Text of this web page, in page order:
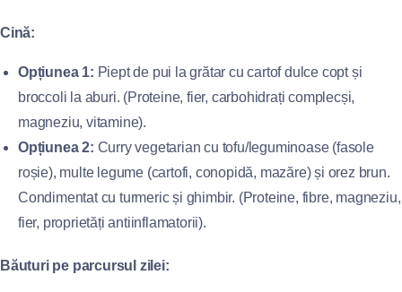
Cină:
Opțiunea 1: Piept de pui la grătar cu cartof dulce copt și
broccoli la aburi. (Proteine, fier, carbohidrați complecși,
magneziu, vitamine).
Opțiunea 2: Curry vegetarian cu tofu/leguminoase (fasole
roșie), multe legume (cartofi, conopidă, mazăre) și orez brun.
Condimentat cu turmeric și ghimbir. (Proteine, fibre, magneziu,
fier, proprietăți antiinflamatorii).
Băuturi pe parcursul zilei: